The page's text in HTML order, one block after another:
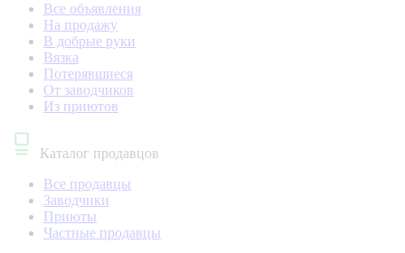
Все объявления
На продажу
В добрые руки
Вязка
Потерявшиеся
От заводчиков
Из приютов
Каталог продавцов
Все продавцы
Заводчики
Приюты
Частные продавцы